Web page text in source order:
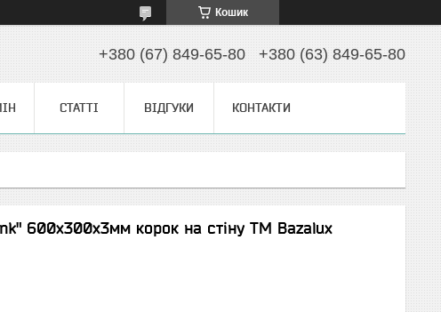
Кошик
+380 (67) 849-65-80 +380 (63) 849-65-80
СТАТТІ ВІДГУКИ КОНТАКТИ
600х300х3мм корок на стіну TM Bazalux